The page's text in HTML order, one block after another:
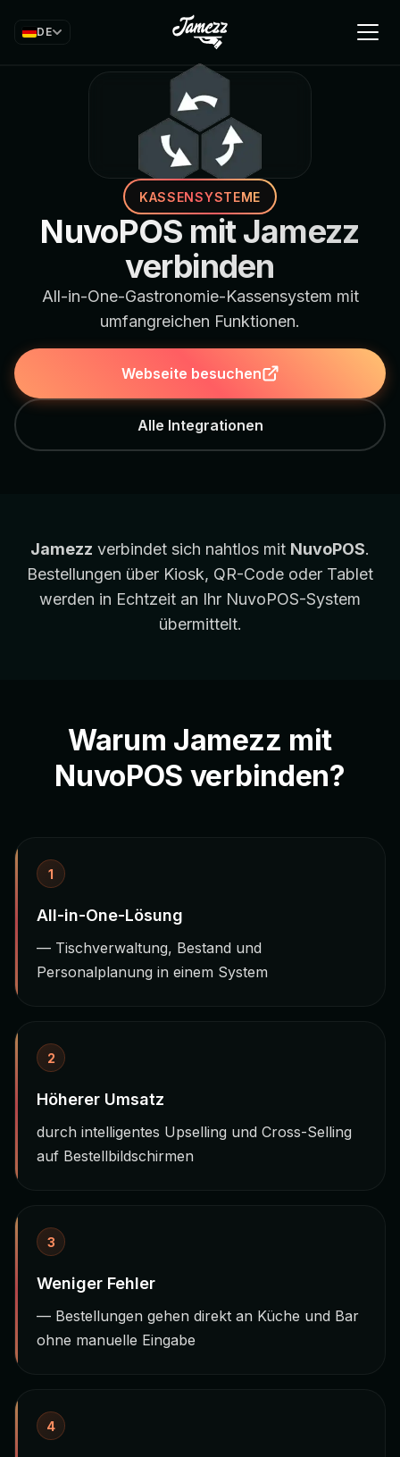
DE
KASSENSYSTEME
NuvoPOS mit Jamezz
verbinden
All-in-One-Gastronomie-Kassensystem mit
umfangreichen Funktionen.
Webseite besuchen
Alle Integrationen
Jamezz verbindet sich nahtlos mit NuvoPOS.
Bestellungen über Kiosk, QR-Code oder Tablet
werden in Echtzeit an Ihr NuvoPOS-System
übermittelt.
Warum Jamezz mit
NuvoPOS verbinden?
1
All-in-One-Lösung
— Tischverwaltung, Bestand und
Personalplanung in einem System
2
Höherer Umsatz
durch intelligentes Upselling und Cross-Selling
auf Bestellbildschirmen
3
Weniger Fehler
— Bestellungen gehen direkt an Küche und Bar
ohne manuelle Eingabe
4